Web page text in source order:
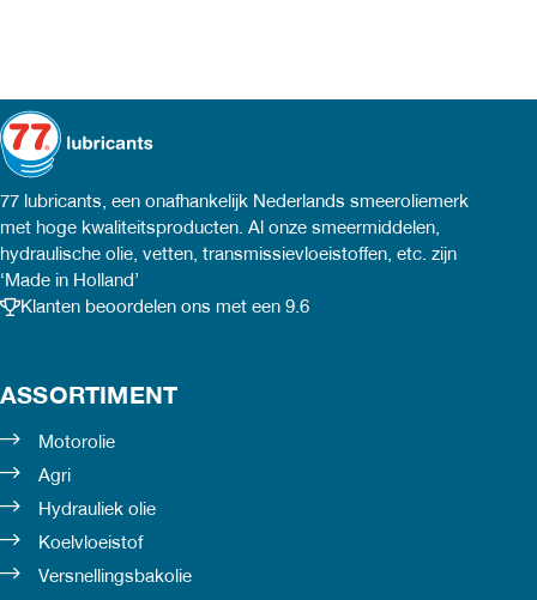
77 lubricants, een onafhankelijk Nederlands smeeroliemerk
met hoge kwaliteitsproducten. Al onze smeermiddelen,
hydraulische olie, vetten, transmissievloeistoffen, etc. zijn
‘Made in Holland’
Klanten beoordelen ons met een 9.6
ASSORTIMENT
Motorolie
Agri
Hydrauliek olie
Koelvloeistof
Versnellingsbakolie